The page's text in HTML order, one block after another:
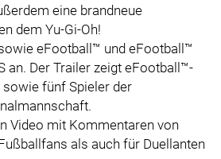
eine brandneue
dem Yu-Gi-Oh!
eFootball™ und eFootball™
an. Der Trailer zeigt eFootball™-
fünf Spieler der
Video mit Kommentaren von
als auch für Duellanten